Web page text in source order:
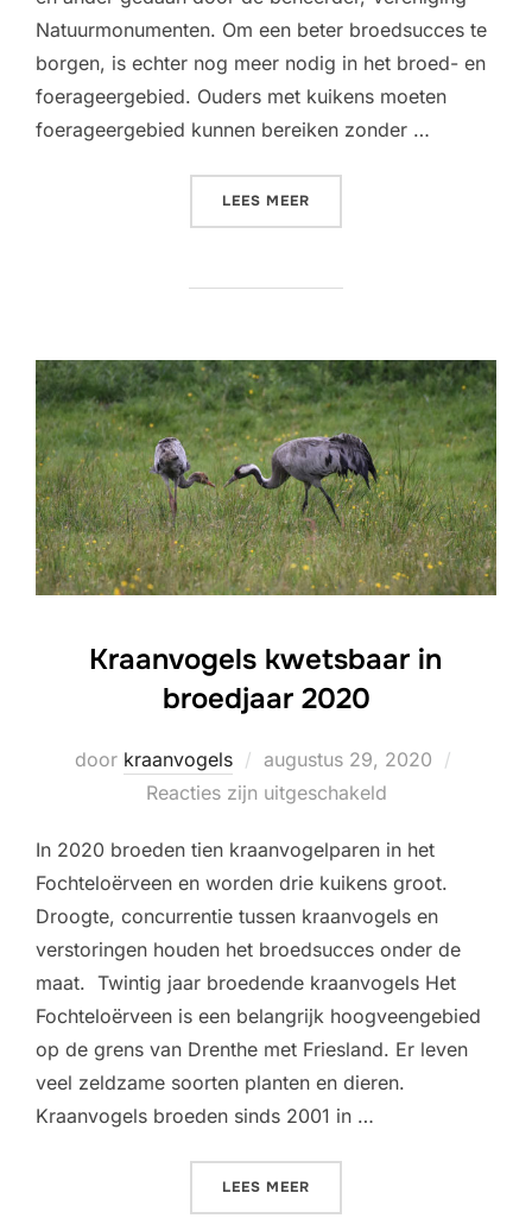
Natuurmonumenten. Om een beter broedsucces te
borgen, is echter nog meer nodig in het broed- en
foerageergebied. Ouders met kuikens moeten
foerageergebied kunnen bereiken zonder …
LEES MEER
Kraanvogels kwetsbaar in
broedjaar 2020
door kraanvogels
Geplaatst
op
augustus 29, 2020
Reacties zijn uitgeschakeld
In 2020 broeden tien kraanvogelparen in het
Fochteloërveen en worden drie kuikens groot.
Droogte, concurrentie tussen kraanvogels en
verstoringen houden het broedsucces onder de
maat. Twintig jaar broedende kraanvogels Het
Fochteloërveen is een belangrijk hoogveengebied
op de grens van Drenthe met Friesland. Er leven
veel zeldzame soorten planten en dieren.
Kraanvogels broeden sinds 2001 in …
LEES MEER